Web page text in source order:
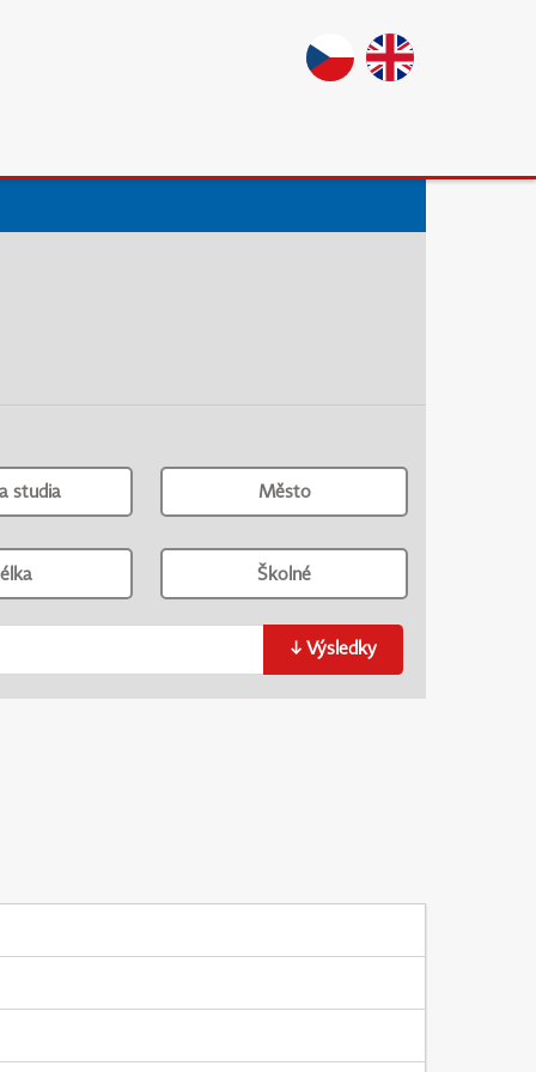
studia Město
Školné
↓ Výsledky